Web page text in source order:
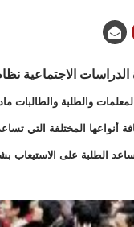
الاجتماعية
والطلبة والطالبات
أنواعها المختلفة التي
الطلبة على الاستيعاب